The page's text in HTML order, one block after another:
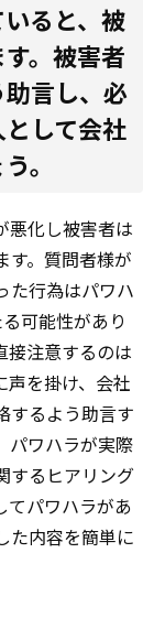
ると、被
。被害者
言し、必
して会社
。
悪化し被害者は
す。質問者様が
た行為はパワハ
可能性があり
接注意するのは
声を掛け、会社
するよう助言す
パワハラが実際
するヒアリング
てパワハラがあ
た内容を簡単に